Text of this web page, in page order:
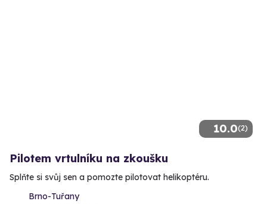
10.0(2)
Pilotem vrtulníku na zkoušku
Splňte si svůj sen a pomozte pilotovat helikoptéru.
Brno-Tuřany